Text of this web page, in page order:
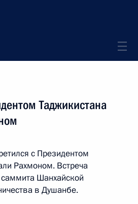
Таджикистана
с Президентом
Рахмоном. Встреча
саммита Шанхайской
в Душанбе.